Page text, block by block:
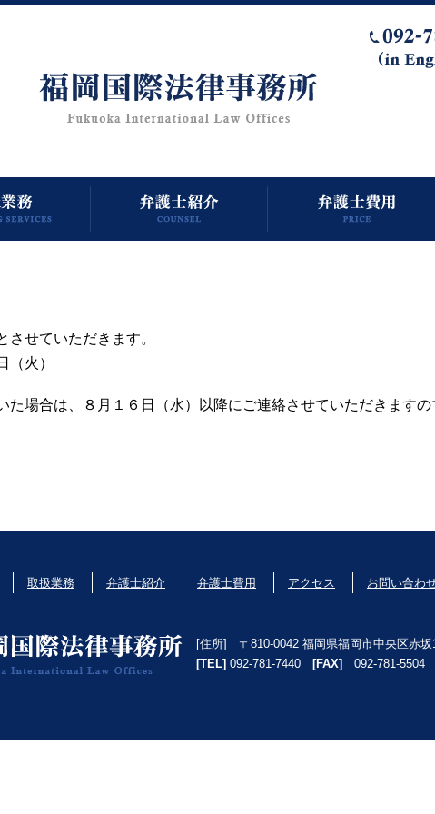
せていただきます。
（火）
た場合は、８月１６日（水）以降にご連絡させていただきます
取扱業務 弁護士紹介 弁護士費用 アクセス お問い合わ
[住所] 〒810-0042 福岡県福岡市中央区赤坂
[TEL] 092-781-7440 [FAX] 092-781-5504